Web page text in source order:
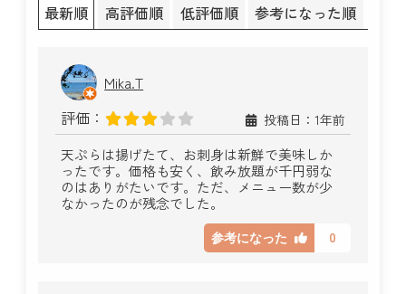
最新順 高評価順 低評価順 参考になった順
Mika.T
評価：
投稿日：1年前
天ぷらは揚げたて、お刺身は新鮮で美味しか
ったです。価格も安く、飲み放題が千円弱な
のはありがたいです。ただ、メニュー数が少
なかったのが残念でした。
参考になった 0